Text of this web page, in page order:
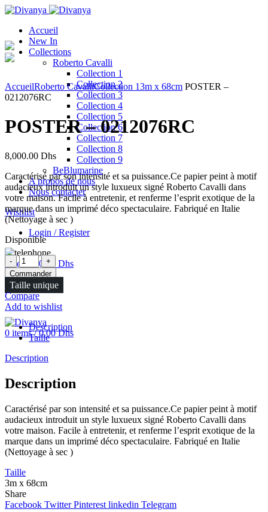
Accueil
New In
Collections
Roberto Cavalli
Collection 1
Collection 2
Collection 3
Collection 4
Collection 5
Collection 6
Collection 7
Collection 8
Collection 9
BeBlumarine
A propos de nous
Nous contacter
Wishlist
Login / Register
0 items 0.00 Dhs
FR
Menu
0 items / 0.00Dhs
AccueilRoberto CavalliCollection 13m x 68cm POSTER –
0212076RC
POSTER – 0212076RC
8,000.00 Dhs
Caractérisé par son intensité et sa puissance.Ce papier peint à motif
audacieux introduit un style luxueux signé Roberto Cavalli dans
votre maison. Facile à entretenir, et renferme l’esprit exotique de la
marque dans un imprimé déco spectaculaire. Fabriqué en Italie
(Nettoyage à sec )
Disponible
Quantité
Commander
Taille unique
Compare
Add to wishlist
Description
Taille
Description
Description
Caractérisé par son intensité et sa puissance.Ce papier peint à motif
audacieux introduit un style luxueux signé Roberto Cavalli dans
votre maison. Facile à entretenir, et renferme l’esprit exotique de la
marque dans un imprimé déco spectaculaire. Fabriqué en Italie
(Nettoyage à sec )
Taille
3m x 68cm
Share
Facebook Twitter Pinterest linkedin Telegram